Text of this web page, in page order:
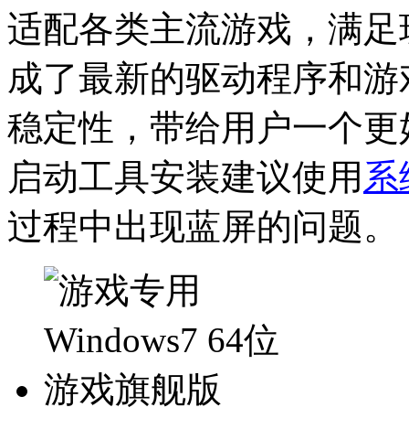
适配各类主流游戏，满
成了最新的驱动程序和
稳定性，带给用户一个
启动工具安装建议使用
过程中出现蓝屏的问题。